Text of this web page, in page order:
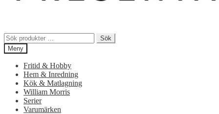
Sök
efter:
Sök
Meny
Fritid & Hobby
Hem & Inredning
Kök & Matlagning
William Morris
Serier
Varumärken